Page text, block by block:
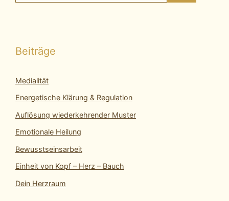
Beiträge
Medialität
Energetische Klärung & Regulation
Auflösung wiederkehrender Muster
Emotionale Heilung
Bewusstseinsarbeit
Einheit von Kopf – Herz – Bauch
Dein Herzraum